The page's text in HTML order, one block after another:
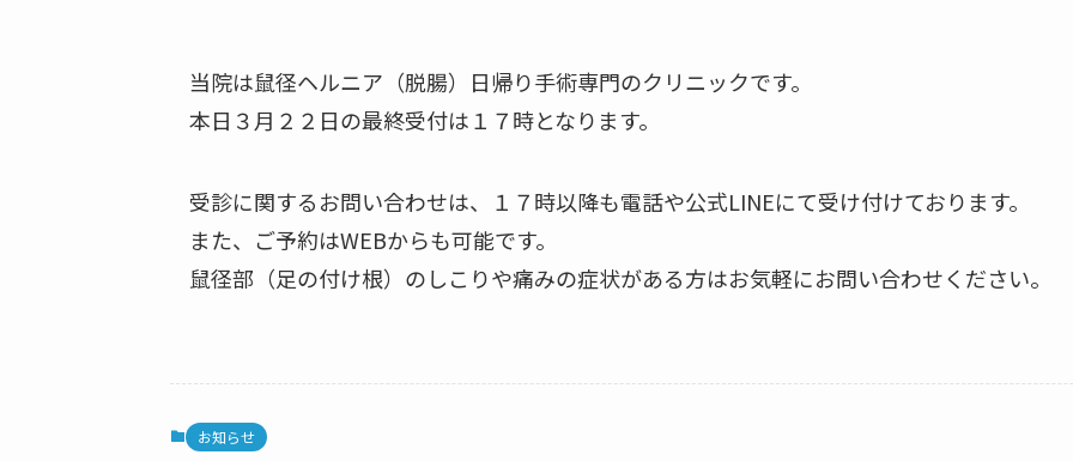
当院は鼠径ヘルニア（脱腸）日帰り手術専門のクリニックです。
本日３月２２日の最終受付は１７時となります。
受診に関するお問い合わせは、１７時以降も電話や公式LINEにて受け付けております。
また、ご予約はWEBからも可能です。
鼠径部（足の付け根）のしこりや痛みの症状がある方はお気軽にお問い合わせください。
お知らせ